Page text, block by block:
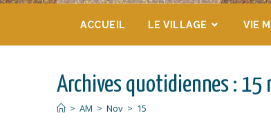
ACCUEIL LE VILLAGE VIE
Archives quotidiennes : 15
> AM > Nov > 15